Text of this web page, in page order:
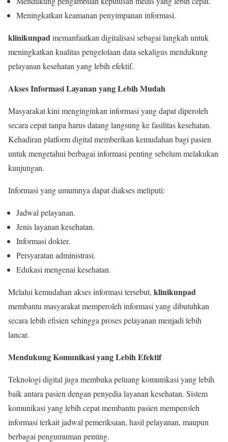
Meningkatkan keamanan penyimpanan informasi.
klinikunpadmemanfaatkan digitalisasi sebagai langkah untuk
meningkatkan kualitas pengelolaan data sekaligus mendukung
pelayanan kesehatan yang lebih efektif.
Akses Informasi Layanan yang Lebih Mudah
Masyarakat kini menginginkan informasi yang dapat diperoleh
secara cepat tanpa harus datang langsung ke fasilitas kesehatan.
Kehadiran platform digital memberikan kemudahan bagi pasien
untuk mengetahui berbagai informasi penting sebelum melakukan
kunjungan.
Informasi yang umumnya dapat diakses meliputi:
Jadwal pelayanan.
Jenis layanan kesehatan.
Informasi dokter.
Persyaratan administrasi.
Edukasi mengenai kesehatan.
Melalui kemudahan akses informasi tersebut, klinikunpad
membantu masyarakat memperoleh informasi yang dibutuhkan
secara lebih efisien sehingga proses pelayanan menjadi lebih
lancar.
Mendukung Komunikasi yang Lebih Efektif
Teknologi digital juga membuka peluang komunikasi yang lebih
baik antara pasien dengan penyedia layanan kesehatan. Sistem
komunikasi yang lebih cepat membantu pasien memperoleh
informasi terkait jadwal pemeriksaan, hasil pelayanan, maupun
berbagai pengumuman penting.